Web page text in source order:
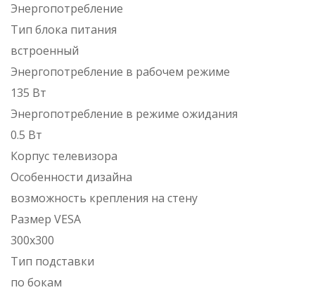
Энергопотребление
Тип блока питания
встроенный
Энергопотребление в рабочем режиме
135 Вт
Энергопотребление в режиме ожидания
0.5 Вт
Корпус телевизора
Особенности дизайна
возможность крепления на стену
Размер VESA
300x300
Тип подставки
по бокам